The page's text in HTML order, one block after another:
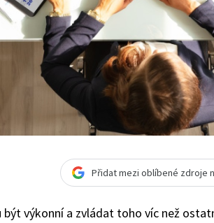
Přidat mezi oblíbené zdroje
být výkonní a zvládat toho víc než